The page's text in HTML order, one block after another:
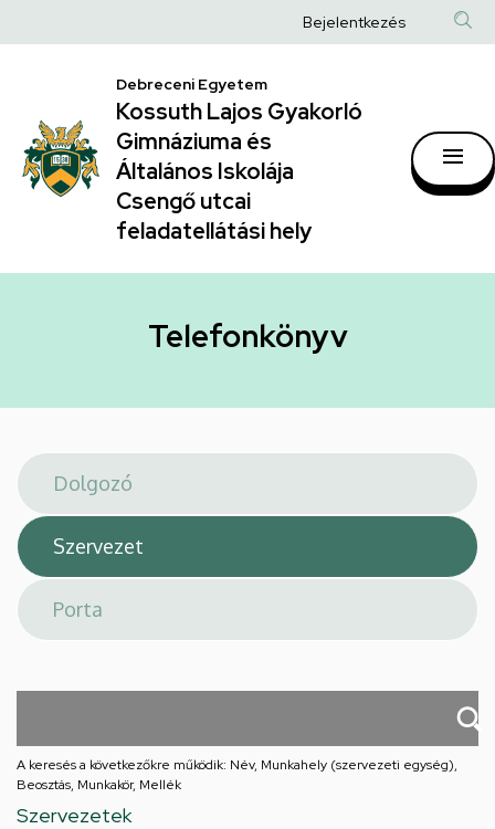
|
Kossuth
Lajos
Gyakorló
Gimnáziuma
Általános
hely
a
Anonim
fiók
Bejelentkezés
Debreceni Egyetem
Kossuth Lajos Gyakorló
Gimnáziuma és
Általános Iskolája
Csengő utcai
feladatellátási hely
Telefonkönyv
A keresés a következőkre működik: Név, Munkahely (szervezeti egység),
Beosztás, Munkakör, Mellék
Szervezetek